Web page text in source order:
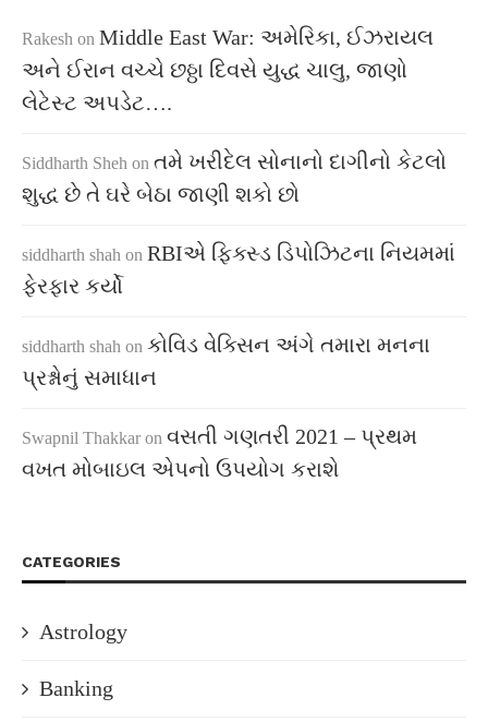
Rakesh on Middle East War: અમેરિકા, ઈઝરાયલ
અને ઈરાન વચ્ચે છઠ્ઠા દિવસે યુદ્ધ ચાલુ, જાણો
લેટેસ્ટ અપડેટ….
Siddharth Sheh on તમે ખરીદેલ સોનાનો દાગીનો કેટલો
શુદ્ધ છે તે ઘરે બેઠા જાણી શકો છો
siddharth shah on RBIએ ફિક્સ્ડ ડિપોઝિટના નિયમમાં
ફેરફાર કર્યો
siddharth shah on કોવિડ વેક્સિન અંગે તમારા મનના
પ્રશ્નોનું સમાધાન
Swapnil Thakkar on વસતી ગણતરી 2021 – પ્રથમ
વખત મોબાઇલ એપનો ઉપયોગ કરાશે
CATEGORIES
Astrology
Banking